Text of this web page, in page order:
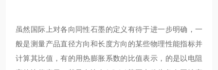
虽然国际上对各向同性石墨的定义有待于进一步明确，一
般是测量产品直径方向和长度方向的某些物理性能指标并
计算其比值，有的用热膨胀系数的比值表示，的是以电阻